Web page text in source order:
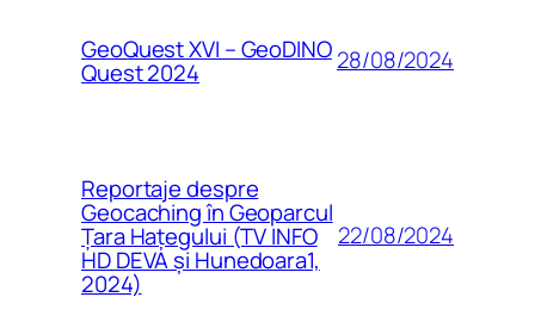
GeoQuest XVI – GeoDINO
Quest 2024 28/08/2024
Reportaje despre
Geocaching în Geoparcul
Țara Hațegului (TV INFO
HD DEVA și Hunedoara1,
2024)
22/08/2024